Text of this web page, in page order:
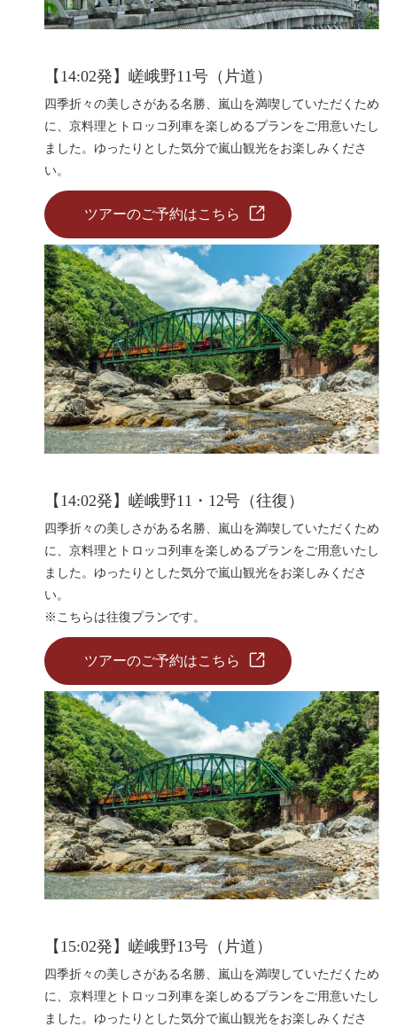
【14:02発】嵯峨野11号（片道）
四季折々の美しさがある名勝、嵐山を満喫していただくため
に、京料理とトロッコ列車を楽しめるプランをご用意いたし
ました。ゆったりとした気分で嵐山観光をお楽しみくださ
い。
ツアーのご予約はこちら
【14:02発】嵯峨野11・12号（往復）
四季折々の美しさがある名勝、嵐山を満喫していただくため
に、京料理とトロッコ列車を楽しめるプランをご用意いたし
ました。ゆったりとした気分で嵐山観光をお楽しみくださ
い。
※こちらは往復プランです。
ツアーのご予約はこちら
【15:02発】嵯峨野13号（片道）
四季折々の美しさがある名勝、嵐山を満喫していただくため
に、京料理とトロッコ列車を楽しめるプランをご用意いたし
ました。ゆったりとした気分で嵐山観光をお楽しみくださ